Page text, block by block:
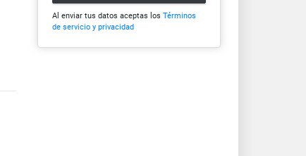
Al enviar tus datos aceptas los Términos
de servicio y privacidad